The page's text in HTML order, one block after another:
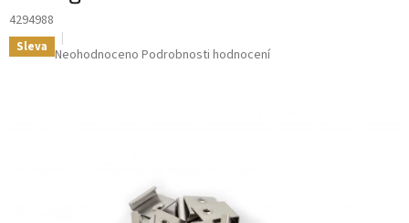
4294988
Sleva Průměrné
Neohodnoceno Podrobnosti hodnocení